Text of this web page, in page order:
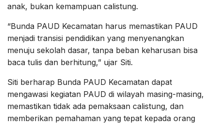
anak, bukan kemampuan calistung.
“Bunda PAUD Kecamatan harus memastikan PAUD
menjadi transisi pendidikan yang menyenangkan
menuju sekolah dasar, tanpa beban keharusan bisa
baca tulis dan berhitung,” ujar Siti.
Siti berharap Bunda PAUD Kecamatan dapat
mengawasi kegiatan PAUD di wilayah masing-masing,
memastikan tidak ada pemaksaan calistung, dan
memberikan pemahaman yang tepat kepada orang